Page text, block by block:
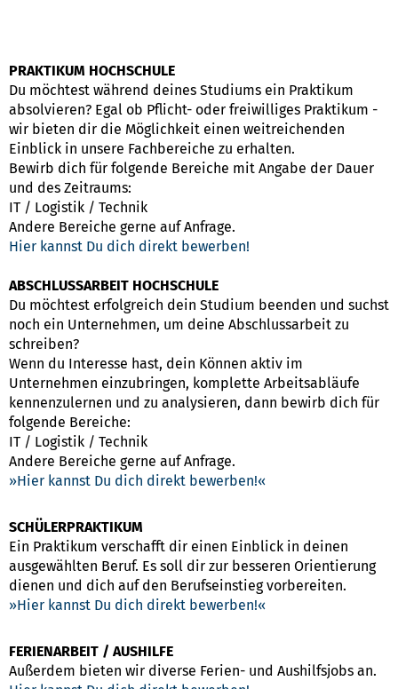
PRAKTIKUM HOCHSCHULE
Du möchtest während deines Studiums ein Praktikum
absolvieren? Egal ob Pflicht- oder freiwilliges Praktikum -
wir bieten dir die Möglichkeit einen weitreichenden
Einblick in unsere Fachbereiche zu erhalten.
Bewirb dich für folgende Bereiche mit Angabe der Dauer
und des Zeitraums:
IT / Logistik / Technik
Andere Bereiche gerne auf Anfrage.
Hier kannst Du dich direkt bewerben!
ABSCHLUSSARBEIT HOCHSCHULE
Du möchtest erfolgreich dein Studium beenden und suchst
noch ein Unternehmen, um deine Abschlussarbeit zu
schreiben?
Wenn du Interesse hast, dein Können aktiv im
Unternehmen einzubringen, komplette Arbeitsabläufe
kennenzulernen und zu analysieren, dann bewirb dich für
folgende Bereiche:
IT / Logistik / Technik
Andere Bereiche gerne auf Anfrage.
Hier kannst Du dich direkt bewerben!
SCHÜLERPRAKTIKUM
Ein Praktikum verschafft dir einen Einblick in deinen
ausgewählten Beruf. Es soll dir zur besseren Orientierung
dienen und dich auf den Berufseinstieg vorbereiten.
Hier kannst Du dich direkt bewerben!
FERIENARBEIT / AUSHILFE
Außerdem bieten wir diverse Ferien- und Aushilfsjobs an.